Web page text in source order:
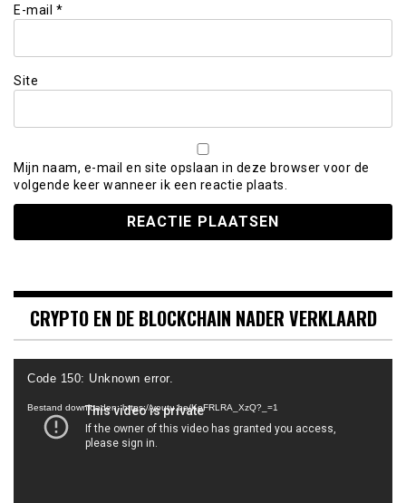
E-mail *
Site
Mijn naam, e-mail en site opslaan in deze browser voor de
volgende keer wanneer ik een reactie plaats.
CRYPTO EN DE BLOCKCHAIN NADER VERKLAARD
Videospeler
Code 150: Unknown error.
Bestand downloaden: https://youtu.be/KeFRLRA_XzQ?_=1